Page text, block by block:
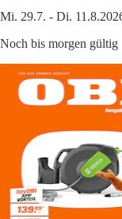
Mi. 29.7. - Di.
Noch bis morgen gültig